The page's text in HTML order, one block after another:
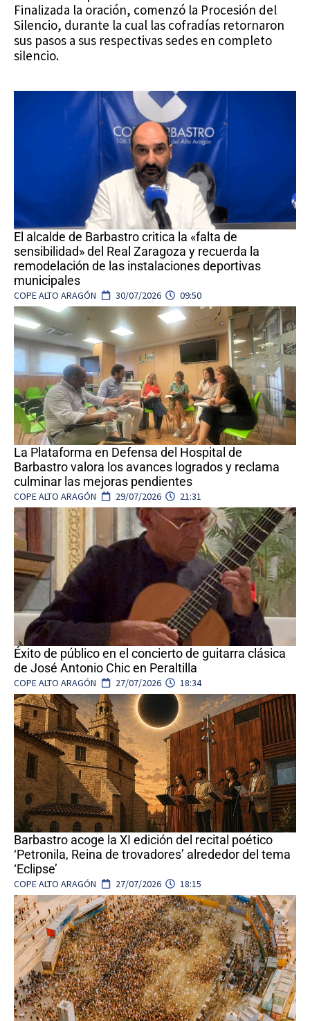
Finalizada la oración, comenzó la Procesión del
Silencio, durante la cual las cofradías retornaron
sus pasos a sus respectivas sedes en completo
silencio.
El alcalde de Barbastro critica la «falta de
sensibilidad» del Real Zaragoza y recuerda la
remodelación de las instalaciones deportivas
municipales
COPE ALTO ARAGÓN 30/07/2026 09:50
La Plataforma en Defensa del Hospital de
Barbastro valora los avances logrados y reclama
culminar las mejoras pendientes
COPE ALTO ARAGÓN 29/07/2026 21:31
Éxito de público en el concierto de guitarra clásica
de José Antonio Chic en Peraltilla
COPE ALTO ARAGÓN 27/07/2026 18:34
Barbastro acoge la XI edición del recital poético
‘Petronila, Reina de trovadores’ alrededor del tema
‘Eclipse’
COPE ALTO ARAGÓN 27/07/2026 18:15